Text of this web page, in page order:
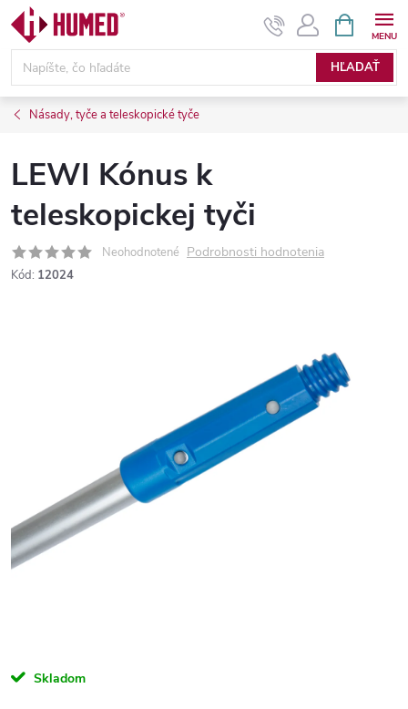
Prejsť
obsah
HĽADAŤ
KOŠÍK
Násady, tyče a teleskopické tyče
LEWI Kónus k
teleskopickej tyči
Neohodnotené Podrobnosti hodnotenia
Kód: 12024
Skladom